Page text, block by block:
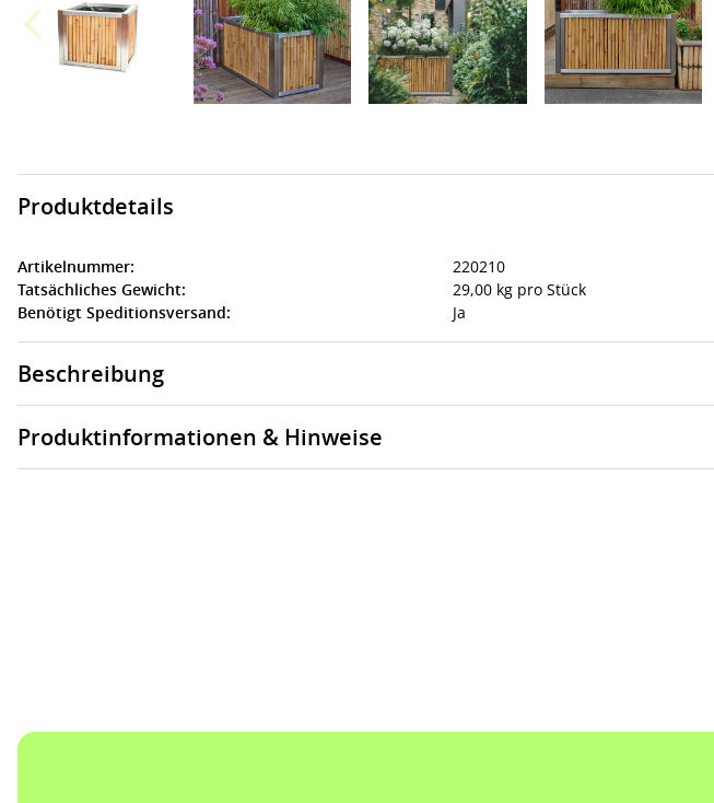
Produktdetails
Artikelnummer:
220210
Tatsächliches Gewicht:
29,00 kg pro Stück
Benötigt Speditionsversand:
Ja
Beschreibung
Produktinformationen & Hinweise